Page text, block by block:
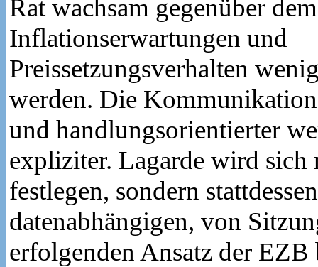
Rat wachsam gegenüber
Inflationserwartungen und
Preissetzungsverhalten
werden. Die
und handlungsorientierter
expliziter. Lagarde wird sich
festlegen, sondern
datenabhängigen, von
erfolgenden Ansatz der EZB